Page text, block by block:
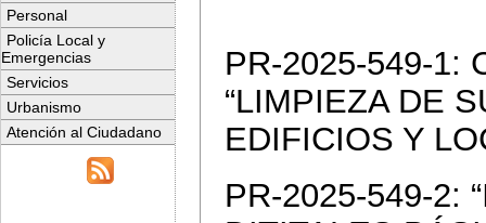
Personal
Policía Local y
Emergencias
Servicios
Urbanismo
Atención al Ciudadano
PR-2025-549-1:
“LIMPIEZA DE
EDIFICIOS Y
PR-2025-549-2: